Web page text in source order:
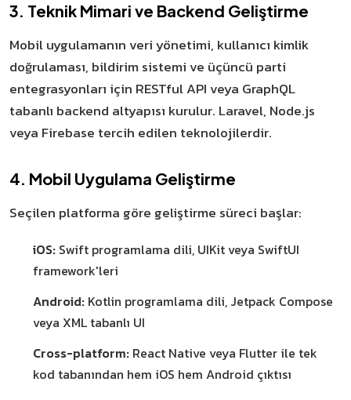
3. Teknik Mimari ve Backend Geliştirme
Mobil uygulamanın veri yönetimi, kullanıcı kimlik
doğrulaması, bildirim sistemi ve üçüncü parti
entegrasyonları için RESTful API veya GraphQL
tabanlı backend altyapısı kurulur. Laravel, Node.js
veya Firebase tercih edilen teknolojilerdir.
4. Mobil Uygulama Geliştirme
Seçilen platforma göre geliştirme süreci başlar:
iOS: Swift programlama dili, UIKit veya SwiftUI
framework'leri
Android: Kotlin programlama dili, Jetpack Compose
veya XML tabanlı UI
Cross-platform: React Native veya Flutter ile tek
kod tabanından hem iOS hem Android çıktısı